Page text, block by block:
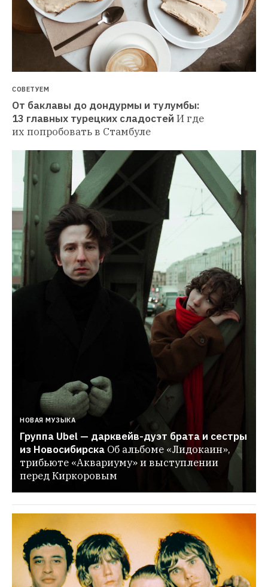
СОВЕТУЕМ
От баклавы до дондурмы и тулумбы:
13 главных турецких сладостей И где
их попробовать в Стамбуле
НОВАЯ МУЗЫКА
Группа Ubel — дарквейв-дуэт брата и сестры
из Новосибирска Об альбоме «Лидокаин»,
трибьюте «Аквариуму» и выступлении
перед Киркоровым